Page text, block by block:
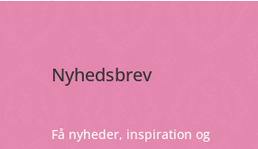
Nyhedsbrev
Få nyheder, inspiration og